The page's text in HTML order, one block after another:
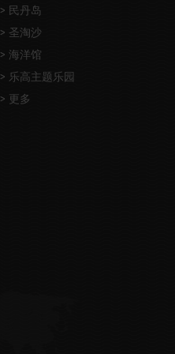
> 民丹岛
> 圣淘沙
> 海洋馆
> 乐高主题乐园
> 更多